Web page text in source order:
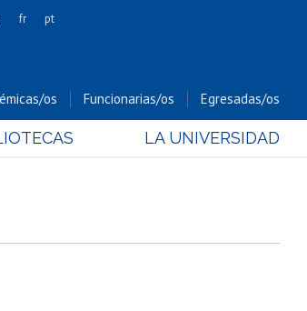
y Conservación
Sociales
fr pt
os Funcionarias/os Egresadas/os
LA UNIVERSIDAD